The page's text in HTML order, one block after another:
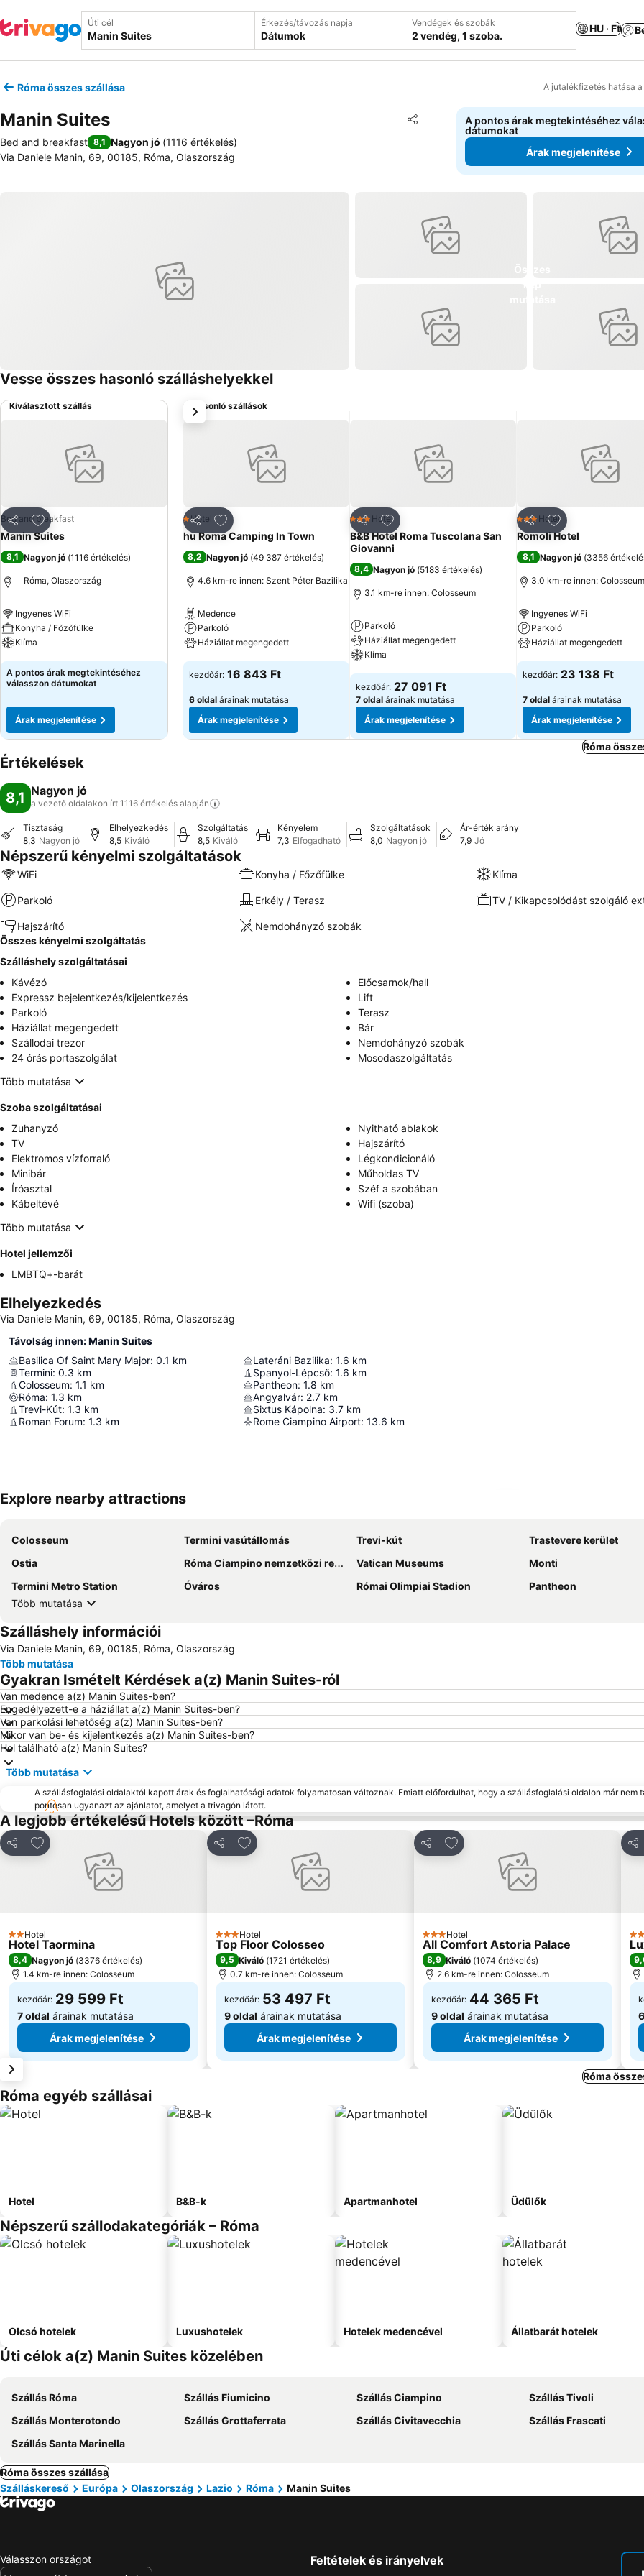
Úti cél Érkezés/távozás napja
Dátumok
Vendégek és szobák
2 vendég, 1 szoba.
HU · Ft
Róma összes szállása A jutalékfizetés hatása
Manin Suites Megosztás
Hozzáadás a kedvencekhez
Bed and breakfast 8,1 Nagyon jó (1116 értékelés)
Via Daniele Manin, 69, 00185, Róma, Olaszország
A pontos árak megtekintéséhez
dátumokat
Árak megjelenítése
Vesse összes hasonló szálláshelyekkel
Kiválasztott szállás
Megosztás
Hozzáadás a kedvencekhez
Bed and breakfast
Manin Suites
8,1 Nagyon jó (1116 értékelés)
Róma, Olaszország
Ingyenes WiFi
Konyha / Főzőfülke
Klíma
Árak megjelenítése
A pontos árak megtekintéséhez
válasszon dátumokat
Árak megjelenítése
Hasonló szállások
Megosztás
Hozzáadás a kedvencekhez
1 Kategória
Hotel
hu Roma Camping In Town
8,2 Nagyon jó (49 387 értékelés)
4.6 km-re innen: Szent Péter Bazilika
Medence
Parkoló
Háziállat megengedett
Árak megjelenítése
kezdőár: 16 843 Ft
6 oldal árainak mutatása
Árak megjelenítése
Megosztás
Hozzáadás a kedvencekhez
3 Kategória
Hotel
B&B Hotel Roma Tuscolana San
Giovanni
8,4 Nagyon jó (5183 értékelés)
3.1 km-re innen: Colosseum
Parkoló
Háziállat megengedett
Klíma
Árak megjelenítése
kezdőár: 27 091 Ft
7 oldal árainak mutatása
Árak megjelenítése
Megosztás
Hozzáadás a
3 Kategória
Hotel
Romoli Hotel
8,1 Nagyon jó (3356
3.0 km-re innen: Colosseum
Ingyenes WiFi
Parkoló
Háziállat megengedett
Árak megjelenítése
kezdőár: 23 138 Ft
7 oldal árainak mutatása
Árak megjelenítése
következő
Róma
Értékelések
8,1 Nagyon jó
a vezető oldalakon írt 1116 értékelés alapján
Tisztaság
8,3 Nagyon jó
Elhelyezkedés
8,5 Kiváló
Szolgáltatás
8,5 Kiváló
Kényelem
7,3 Elfogadható
Szolgáltatások
8,0 Nagyon jó
Ár-érték arány
7,9 Jó
Népszerű kényelmi szolgáltatások
WiFi Konyha / Főzőfülke Klíma
Parkoló Erkély / Terasz TV / Kikapcsolódást szolgáló
Hajszárító
Nemdohányzó szobák
Összes kényelmi szolgáltatás
Szálláshely szolgáltatásai
Kávézó
Előcsarnok/hall
Expressz bejelentkezés/kijelentkezés
Lift
Parkoló
Terasz
Háziállat megengedett
Bár
Szállodai trezor
Nemdohányzó szobák
24 órás portaszolgálat
Mosodaszolgáltatás
Több mutatása
Szoba szolgáltatásai
Zuhanyzó
Nyitható ablakok
TV
Hajszárító
Elektromos vízforraló
Légkondicionáló
Minibár
Műholdas TV
Íróasztal
Széf a szobában
Kábeltévé
Wifi (szoba)
Több mutatása
Hotel jellemzői
LMBTQ+-barát
Elhelyezkedés
Via Daniele Manin, 69, 00185, Róma, Olaszország
Távolság innen: Manin Suites
Basilica Of Saint Mary Major: 0.1 km
Termini: 0.3 km
Colosseum: 1.1 km
Róma: 1.3 km
Trevi-Kút: 1.3 km
Roman Forum: 1.3 km
Lateráni Bazilika: 1.6 km
Spanyol-Lépcső: 1.6 km
Pantheon: 1.8 km
Angyalvár: 2.7 km
Sixtus Kápolna: 3.7 km
Rome Ciampino Airport: 13.6 km
Explore nearby attractions
Colosseum Termini vasútállomás Trevi-kút
Trastevere kerület
Ostia
Róma Ciampino nemzetközi repülőtér Vatican Museums
Monti
Termini Metro Station
Óváros Római Olimpiai Stadion
Pantheon
Több mutatása
Szálláshely információi
Via Daniele Manin, 69, 00185, Róma, Olaszország
Több mutatása
Gyakran Ismételt Kérdések a(z) Manin Suites-ról
Van medence a(z) Manin Suites-ben?
Engedélyezett-e a háziállat a(z) Manin Suites-ben?
Van parkolási lehetőség a(z) Manin Suites-ben?
Mikor van be- és kijelentkezés a(z) Manin Suites-ben?
Hol található a(z) Manin Suites?
Több mutatása
A szállásfoglalási oldalaktól kapott árak és foglalhatósági adatok folyamatosan változnak. Emiatt előfordulhat, hogy a szállásfoglalási oldalon már nem
pontosan ugyanazt az ajánlatot, amelyet a trivagón látott.
A legjobb értékelésű Hotels között –Róma
Megosztás
Hozzáadás a kedvencekhez
2 Kategória
Hotel
Hotel Taormina
8,4 Nagyon jó (3376 értékelés)
1.4 km-re innen: Colosseum
kezdőár: 29 599 Ft
7 oldal árainak mutatása
Árak megjelenítése
Megosztás
Hozzáadás a kedvencekhez
3 Kategória
Hotel
Top Floor Colosseo
9,5 Kiváló (1721 értékelés)
0.7 km-re innen: Colosseum
kezdőár: 53 497 Ft
9 oldal árainak mutatása
Árak megjelenítése
Megosztás
Hozzáadás a kedvencekhez
3 Kategória
Hotel
All Comfort Astoria Palace
8,9 Kiváló (1074 értékelés)
2.6 km-re innen: Colosseum
kezdőár: 44 365 Ft
9 oldal árainak mutatása
Árak megjelenítése
4
Róma
Róma egyéb szállásai
Hotel B&B-k Apartmanhotel Üdülők
Népszerű szállodakategóriák – Róma
Olcsó hotelek Luxushotelek Hotelek medencével Állatbarát hotelek
Úti célok a(z) Manin Suites közelében
Szállás Róma Szállás Fiumicino Szállás Ciampino
Szállás Tivoli
Szállás Monterotondo
Szállás Grottaferrata Szállás Civitavecchia
Szállás Frascati
Szállás Santa Marinella
Róma összes szállása
Szálláskereső
Európa Olaszország Lazio Róma Manin Suites
Válasszon országot Feltételek és irányelvek